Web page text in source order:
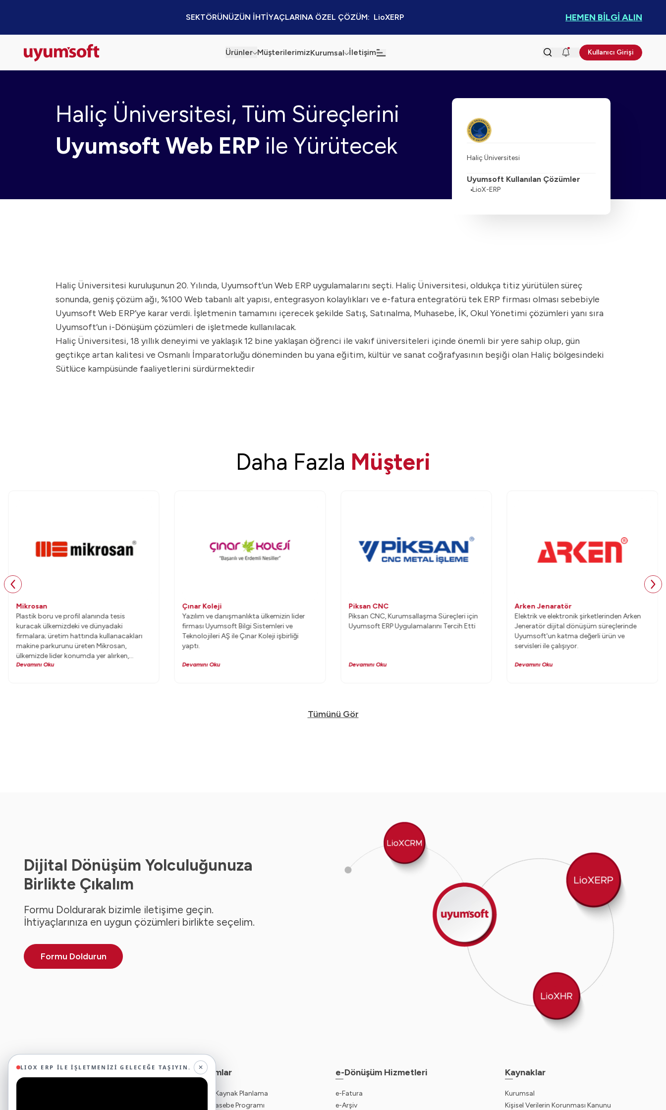
SEKTÖRÜNÜZÜN İHTİYAÇLARINA ÖZEL ÇÖZÜM:  LioXERP HEMEN BİLGİ ALIN
Ürünler MüşterilerimizKurumsal
Sürdürülebilirlik
Bilgi Güvenliği
İletişim
Kaynaklar
Etkinlikler
Kullanıcı Girişi
LIOX ERP ILE İŞLETMENIZI GELECEĞE TAŞIYIN. ✕
Haliç Üniversitesi, Tüm Süreçlerini
Uyumsoft Web ERP ile Yürütecek Haliç Üniversitesi
Uyumsoft Kullanılan Çözümler
LioX-ERP
Haliç Üniversitesi kuruluşunun 20. Yılında, Uyumsoft’un Web ERP uygulamalarını seçti. Haliç Üniversitesi, oldukça titiz yürütülen süreç
sonunda, geniş çözüm ağı, %100 Web tabanlı alt yapısı, entegrasyon kolaylıkları ve e-fatura entegratörü tek ERP firması olması sebebiyle
Uyumsoft Web ERP’ye karar verdi. İşletmenin tamamını içerecek şekilde Satış, Satınalma, Muhasebe, İK, Okul Yönetimi çözümleri yanı sıra
Uyumsoft’un i-Dönüşüm çözümleri de işletmede kullanılacak.
Haliç Üniversitesi, 18 yıllık deneyimi ve yaklaşık 12 bine yaklaşan öğrenci ile vakıf üniversiteleri içinde önemli bir yere sahip olup, gün
geçtikçe artan kalitesi ve Osmanlı İmparatorluğu döneminden bu yana eğitim, kültür ve sanat coğrafyasının beşiği olan Haliç bölgesindeki
Sütlüce kampüsünde faaliyetlerini sürdürmektedir
Daha Fazla Müşteri
Mikrosan
Plastik boru ve profil alanında tesis
kuracak ülkemizdeki ve dünyadaki
firmalara; üretim hattında kullanacakları
makine parkurunu üreten Mikrosan,
ülkemizde lider konumda yer alırken,
dünyada kendi segmentinde ilk 5’in içinde
Devamını Oku
Çınar Koleji
Yazılım ve danışmanlıkta ülkemizin lider
firması Uyumsoft Bilgi Sistemleri ve
Teknolojileri AŞ ile Çınar Koleji işbirliği
yaptı.
Devamını Oku
Piksan CNC
Piksan CNC, Kurumsallaşma Süreçleri için
Uyumsoft ERP Uygulamalarını Tercih Etti
Devamını Oku
Arken Jenaratör
Elektrik ve elektronik şirketlerinden Arken
Jeneratör dijital dönüşüm süreçlerinde
Uyumsoft'un katma değerli ürün ve
servisleri ile çalışıyor.
Devamını Oku
Tümünü Gör
Dijital Dönüşüm Yolculuğunuza
Birlikte Çıkalım
Formu Doldurarak bizimle iletişime geçin.
İhtiyaçlarınıza en uygun çözümleri birlikte seçelim.
Formu Doldurun
Ticari Yazılımlar
ERP - Kurumsal Kaynak Planlama
Bulut ERP - Muhasebe Programı
e-Dönüşüm Hizmetleri
e-Fatura
e-Arşiv
Kaynaklar
Kurumsal
Kişisel Verilerin Korunması Kanunu